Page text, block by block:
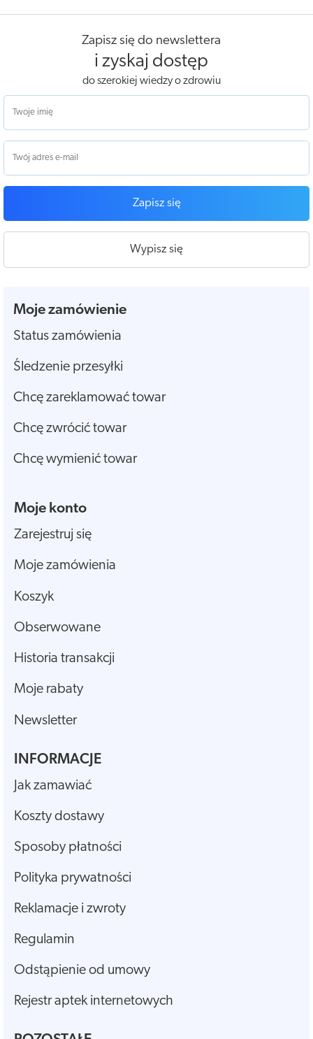
Zapisz się do newslettera
i zyskaj dostęp
do szerokiej wiedzy o zdrowiu
Zapisz się
Wypisz się
Moje zamówienie
Status zamówienia
Śledzenie przesyłki
Chcę zareklamować towar
Chcę zwrócić towar
Chcę wymienić towar
Moje konto
Zarejestruj się
Moje zamówienia
Koszyk
Obserwowane
Historia transakcji
Moje rabaty
Newsletter
INFORMACJE
Jak zamawiać
Koszty dostawy
Sposoby płatności
Polityka prywatności
Reklamacje i zwroty
Regulamin
Odstąpienie od umowy
Rejestr aptek internetowych